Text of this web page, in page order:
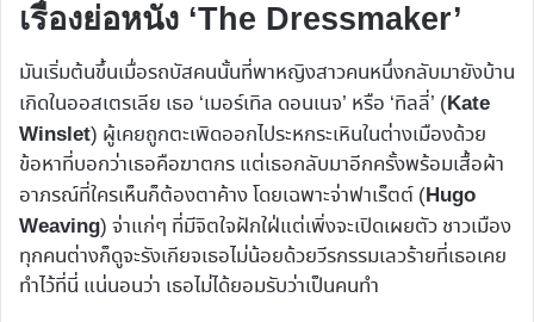
เรื่องย่อหนัง ‘The Dressmaker’
มันเริ่มต้นขึ้นเมื่อรถบัสคนนั้นที่พาหญิงสาวคนหนึ่งกลับมายังบ้าน
เกิดในออสเตรเลีย เธอ ‘เมอร์เทิล ดอนเนจ’ หรือ ‘ทิลลี่’ (Kate
Winslet) ผู้เคยถูกตะเพิดออกไประหกระเหินในต่างเมืองด้วย
ข้อหาที่บอกว่าเธอคือฆาตกร แต่เธอกลับมาอีกครั้งพร้อมเสื้อผ้า
อาภรณ์ที่ใครเห็นก็ต้องตาค้าง โดยเฉพาะจ่าฟาเร็ตต์ (Hugo
Weaving) จ่าแก่ๆ ที่มีจิตใจฝักใฝ่แต่เพิ่งจะเปิดเผยตัว ชาวเมือง
ทุกคนต่างก็ดูจะรังเกียจเธอไม่น้อยด้วยวีรกรรมเลวร้ายที่เธอเคย
ทำไว้ที่นี่ แน่นอนว่า เธอไม่ได้ยอมรับว่าเป็นคนทำ